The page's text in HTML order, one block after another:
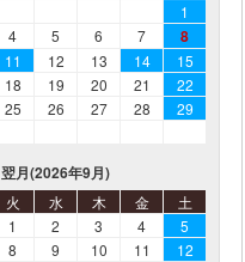
1
4 5 6 7 8
11 12 13 14
15
18 19 20 21
22
25 26 27 28
29
翌月(2026年9月)
火 水 木 金
土
1
2 3 4
5
8 9 10 11
12